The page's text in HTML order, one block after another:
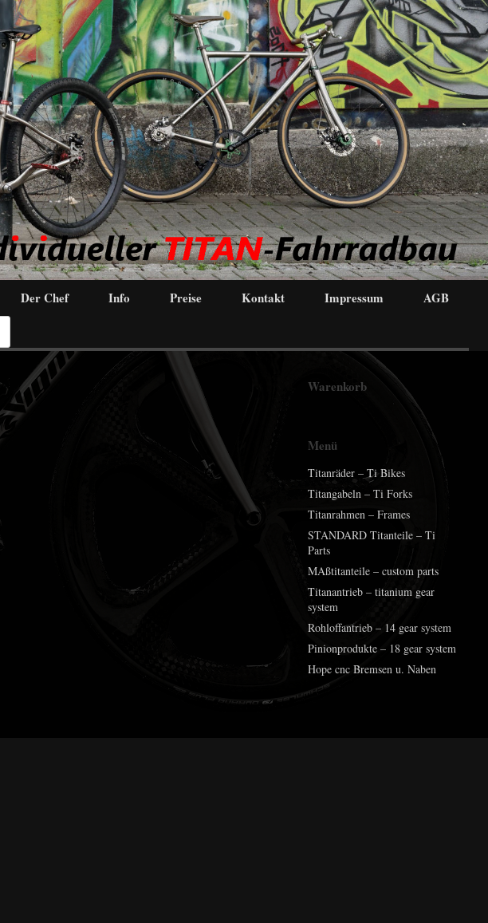
Der Chef Info Preise Kontakt Impressum AGB
Warenkorb
Menü
Titanräder – Ti Bikes
Titangabeln – Ti Forks
Titanrahmen – Frames
STANDARD Titanteile – Ti
Parts
MAßtitanteile – custom parts
Titanantrieb – titanium gear
system
Rohloffantrieb – 14 gear system
Pinionprodukte – 18 gear system
Hope cnc Bremsen u. Naben